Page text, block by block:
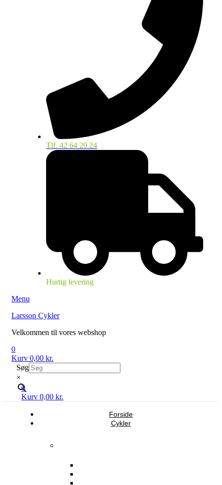
Tlf. 42 64 20 24
Hurtig levering
Menu
Larsson Cykler
Velkommen til vores webshop
0
Kurv 0,00 kr.
Søg
×
0
Kurv 0,00 kr.
Forside
Cykler